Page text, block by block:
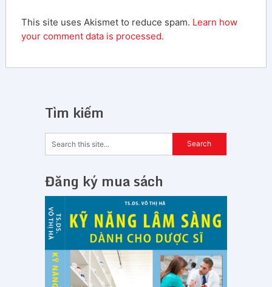
This site uses Akismet to reduce spam. Learn how
your comment data is processed.
Tìm kiếm
Đăng ký mua sách